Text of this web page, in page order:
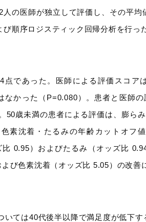
の医師が独立して評価し、その平
順序ロジスティック回帰分析を行った
であった。医師による評価スコア
かった（P=0.080）。患者と医師
歳未満の患者による評価は、膨ら
素沈着・たるみの年齢カットオフ
0.95）およびたるみ（オッズ比
び色素沈着（オッズ比 5.05）の改善
ては40代後半以降で満足度が低下